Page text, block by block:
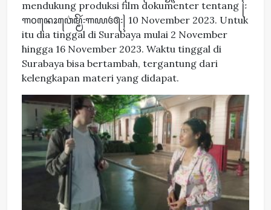
mendukung produksi film dokumenter tentang ꧌꧇
꧑꧐ꦤꦺꦴꦮ꦳ꦺꦩ꧀ꦩꦼꦂ꧇꧑꧙꧔꧕꧇꧍ 10 November 2023. Untuk
itu dia tinggal di Surabaya mulai 2 November
hingga 16 November 2023. Waktu tinggal di
Surabaya bisa bertambah, tergantung dari
kelengkapan materi yang didapat.